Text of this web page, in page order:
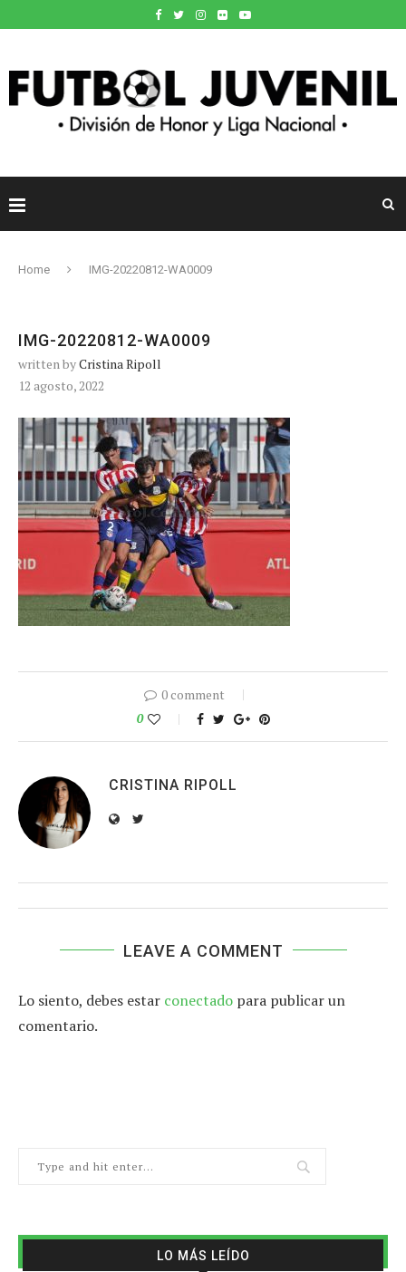
Home IMG-20220812-WA0009
IMG-20220812-WA0009
written byCristina Ripoll
12 agosto, 2022
0 comment
0
CRISTINA RIPOLL
LEAVE A COMMENT
Lo siento, debes estar conectado para publicar un
comentario.
LO MÁS LEÍDO